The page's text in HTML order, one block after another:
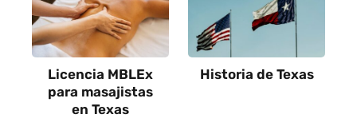
Licencia MBLEx
para masajistas
en Texas
Historia de Texas